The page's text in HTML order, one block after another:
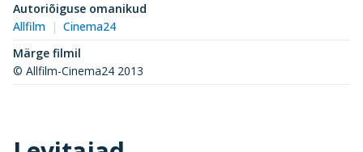
Autoriõiguse omanikud
Allfilm
Cinema24
Märge filmil
© Allfilm-Cinema24 2013